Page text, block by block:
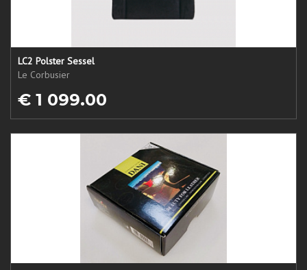
LC2 Polster Sessel
Le Corbusier
€ 1 099.00